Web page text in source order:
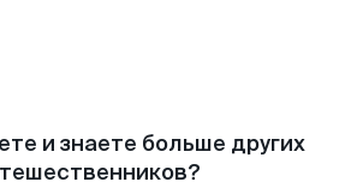
и знаете больше других